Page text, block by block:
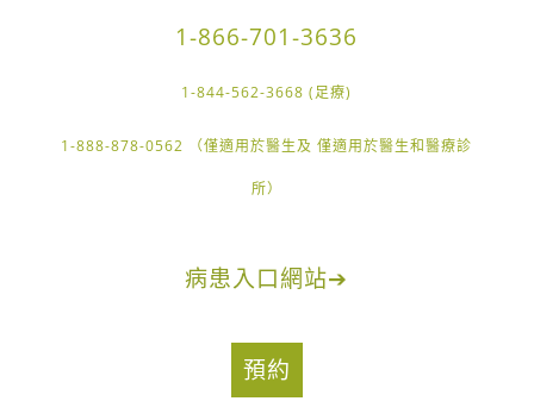
1-866-701-3636
1-844-562-3668 (足療)
1-888-878-0562 （僅適用於醫生及 僅適用於醫生和醫療診
所）
病患入口網站➔
預約